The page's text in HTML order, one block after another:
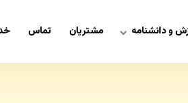
و دانشنامه مشتریان تماس